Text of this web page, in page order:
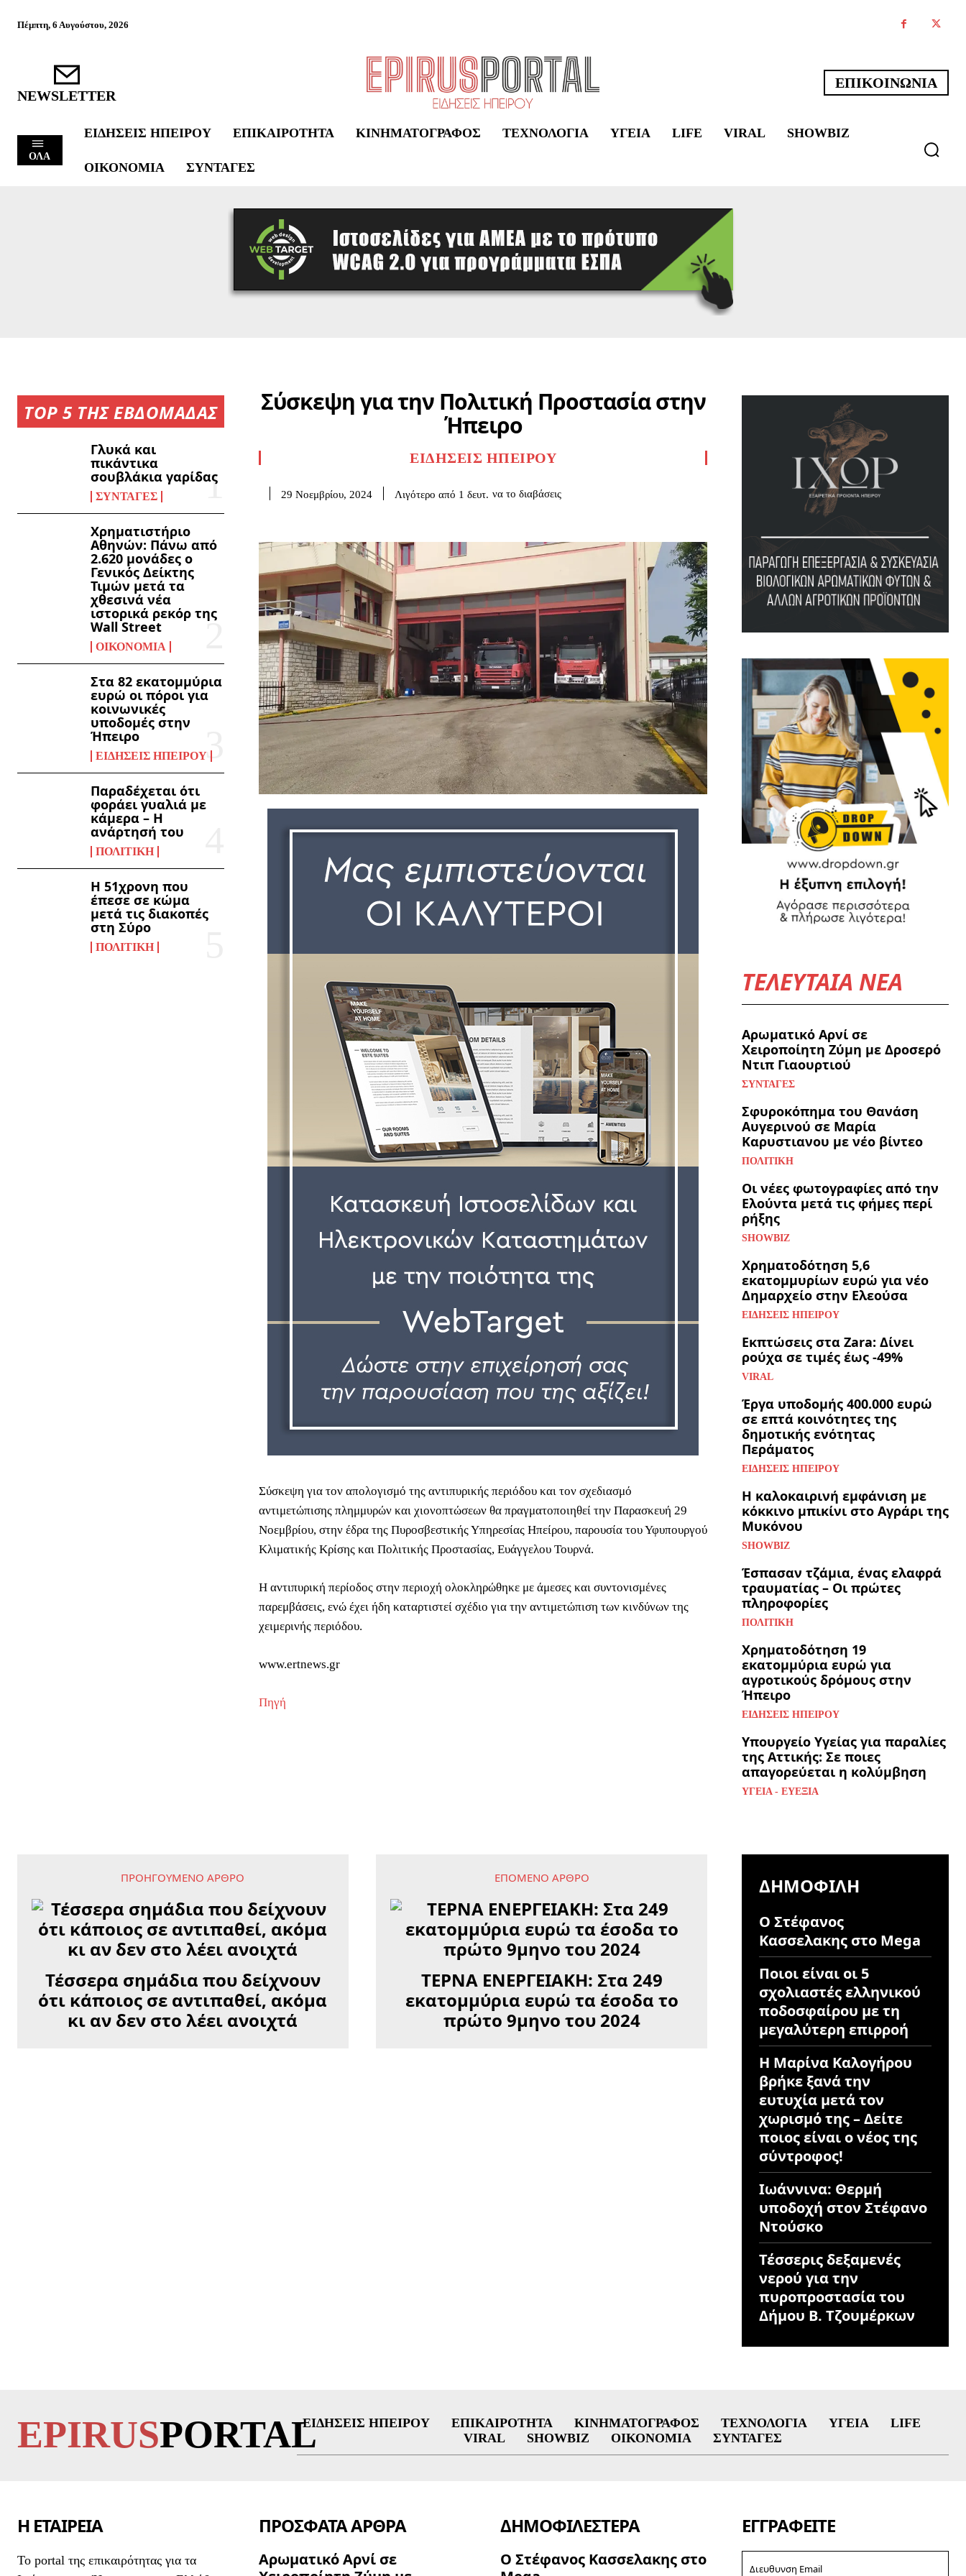
Πέμπτη, 6 Αυγούστου, 2026
NEWSLETTER
ΕΠΙΚΟΙΝΩΝΙΑ
ΟΛΑ
ΕΙΔΉΣΕΙΣ ΗΠΕΊΡΟΥ ΕΠΙΚΑΙΡΌΤΗΤΑ ΚΙΝΗΜΑΤΟΓΡΆΦΟΣ ΤΕΧΝΟΛΟΓΊΑ ΥΓΕΊΑ LIFE VIRAL SHOWBIZ
ΟΙΚΟΝΟΜΊΑ ΣΥΝΤΑΓΈΣ
TOP 5 ΤΗΣ ΕΒΔΟΜΑΔΑΣ
Γλυκά και
πικάντικα
σουβλάκια γαρίδας
ΣΥΝΤΑΓΈΣ
Χρηματιστήριο
Αθηνών: Πάνω από
2.620 μονάδες ο
Γενικός Δείκτης
Τιμών μετά τα
χθεσινά νέα
ιστορικά ρεκόρ της
Wall Street
ΟΙΚΟΝΟΜΊΑ
Στα 82 εκατομμύρια
ευρώ οι πόροι για
κοινωνικές
υποδομές στην
Ήπειρο
ΕΙΔΉΣΕΙΣ ΗΠΕΊΡΟΥ
Παραδέχεται ότι
φοράει γυαλιά με
κάμερα – Η
ανάρτησή του
ΠΟΛΙΤΙΚΉ
Η 51χρονη που
έπεσε σε κώμα
μετά τις διακοπές
στη Σύρο
ΠΟΛΙΤΙΚΉ
Σύσκεψη για την Πολιτική Προστασία στην
Ήπειρο
ΕΙΔΉΣΕΙΣ ΗΠΕΊΡΟΥ
29 Νοεμβρίου, 2024 Λιγότερο από 1 δευτ. να το διαβάσεις
Σύσκεψη για τον απολογισμό της αντιπυρικής περιόδου και τον σχεδιασμό
αντιμετώπισης πλημμυρών και χιονοπτώσεων θα πραγματοποιηθεί την Παρασκευή 29
Νοεμβρίου, στην έδρα της Πυροσβεστικής Υπηρεσίας Ηπείρου, παρουσία του Υφυπουργού
Κλιματικής Κρίσης και Πολιτικής Προστασίας, Ευάγγελου Τουρνά.
Η αντιπυρική περίοδος στην περιοχή ολοκληρώθηκε με άμεσες και συντονισμένες
παρεμβάσεις, ενώ έχει ήδη καταρτιστεί σχέδιο για την αντιμετώπιση των κινδύνων της
χειμερινής περιόδου.
www.ertnews.gr
Πηγή
ΤΕΛΕΥΤΑΙΑ ΝΕΑ
Αρωματικό Αρνί σε
Χειροποίητη Ζύμη με Δροσερό
Ντιπ Γιαουρτιού
ΣΥΝΤΑΓΈΣ
Σφυροκόπημα του Θανάση
Αυγερινού σε Μαρία
Καρυστιανου με νέο βίντεο
ΠΟΛΙΤΙΚΉ
Οι νέες φωτογραφίες από την
Ελούντα μετά τις φήμες περί
ρήξης
SHOWBIZ
Χρηματοδότηση 5,6
εκατομμυρίων ευρώ για νέο
Δημαρχείο στην Ελεούσα
ΕΙΔΉΣΕΙΣ ΗΠΕΊΡΟΥ
Εκπτώσεις στα Zara: Δίνει
ρούχα σε τιμές έως -49%
VIRAL
Έργα υποδομής 400.000 ευρώ
σε επτά κοινότητες της
δημοτικής ενότητας
Περάματος
ΕΙΔΉΣΕΙΣ ΗΠΕΊΡΟΥ
Η καλοκαιρινή εμφάνιση με
κόκκινο μπικίνι στο Αγράρι της
Μυκόνου
SHOWBIZ
Έσπασαν τζάμια, ένας ελαφρά
τραυματίας – Οι πρώτες
πληροφορίες
ΠΟΛΙΤΙΚΉ
Χρηματοδότηση 19
εκατομμύρια ευρώ για
αγροτικούς δρόμους στην
Ήπειρο
ΕΙΔΉΣΕΙΣ ΗΠΕΊΡΟΥ
Υπουργείο Υγείας για παραλίες
της Αττικής: Σε ποιες
απαγορεύεται η κολύμβηση
ΥΓΕΊΑ - ΕΥΕΞΊΑ
ΠΡΟΗΓΟΎΜΕΝΟ ΆΡΘΡΟ
Τέσσερα σημάδια που δείχνουν
ότι κάποιος σε αντιπαθεί, ακόμα
κι αν δεν στο λέει ανοιχτά
ΕΠΌΜΕΝΟ ΆΡΘΡΟ
ΤΕΡΝΑ ΕΝΕΡΓΕΙΑΚΗ: Στα 249
εκατομμύρια ευρώ τα έσοδα το
πρώτο 9μηνο του 2024
ΔΗΜΟΦΙΛΉ
Ο Στέφανος
Κασσελακης στο Mega
Ποιοι είναι οι 5
σχολιαστές ελληνικού
ποδοσφαίρου με τη
μεγαλύτερη επιρροή
Η Μαρίνα Καλογήρου
βρήκε ξανά την
ευτυχία μετά τον
χωρισμό της – Δείτε
ποιος είναι ο νέος της
σύντροφος!
Ιωάννινα: Θερμή
υποδοχή στον Στέφανο
Ντούσκο
Τέσσερις δεξαμενές
νερού για την
πυροπροστασία του
Δήμου Β. Τζουμέρκων
EPIRUSPORTALΕΙΔΉΣΕΙΣ ΗΠΕΊΡΟΥ ΕΠΙΚΑΙΡΌΤΗΤΑ ΚΙΝΗΜΑΤΟΓΡΆΦΟΣ ΤΕΧΝΟΛΟΓΊΑ ΥΓΕΊΑ
LIFE
VIRAL
SHOWBIZ ΟΙΚΟΝΟΜΊΑ ΣΥΝΤΑΓΈΣ
Η ΕΤΑΙΡΕΙΑ
To portal της επικαιρότητας για τα
ΠΡΟΣΦΑΤΑ ΑΡΘΡΑ
Αρωματικό Αρνί σε
ΔΗΜΟΦΙΛΈΣΤΕΡΑ
Ο Στέφανος Κασσελακης στο
ΕΓΓΡΑΦΕΊΤΕ